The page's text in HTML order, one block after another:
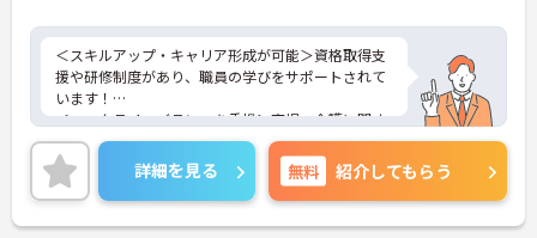
＜スキルアップ・キャリア形成が可能＞資格取得支
援や研修制度があり、職員の学びをサポートされて
います！
＜ワークライフバランスを重視＞育児・介護に関す
る制度や社宅制度、各種手当など、長く安心して働
きやすい環境が整っています。
＜寄り添ったケアの実施＞利用者さまに深く寄り添
ったサービスの提供を目指し、職員の専門性を高め
るような人材育成にも注力されています。
詳細を見る 無料 紹介してもらう